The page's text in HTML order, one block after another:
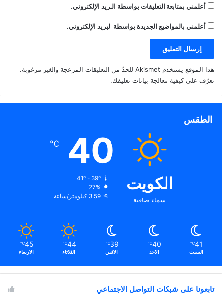
أعلمني بمتابعة التعليقات بواسطة البريد الإلكتروني.
أعلمني بالمواضيع الجديدة بواسطة البريد الإلكتروني.
هذا الموقع يستخدم Akismet للحدّ من التعليقات المزعجة والغير مرغوبة.
تعرّف على كيفية معالجة بيانات تعليقك.
الطقس
الكويت
سماء صافية
40
℃
41º - 39º
27%
3.59 كيلومتر/ساعة
41
℃
السبت
40
℃
الأحد
39
℃
الأثنين
44
℃
الثلاثاء
45
℃
الأربعاء
تابعونا على شبكات التواصل الاجتماعي